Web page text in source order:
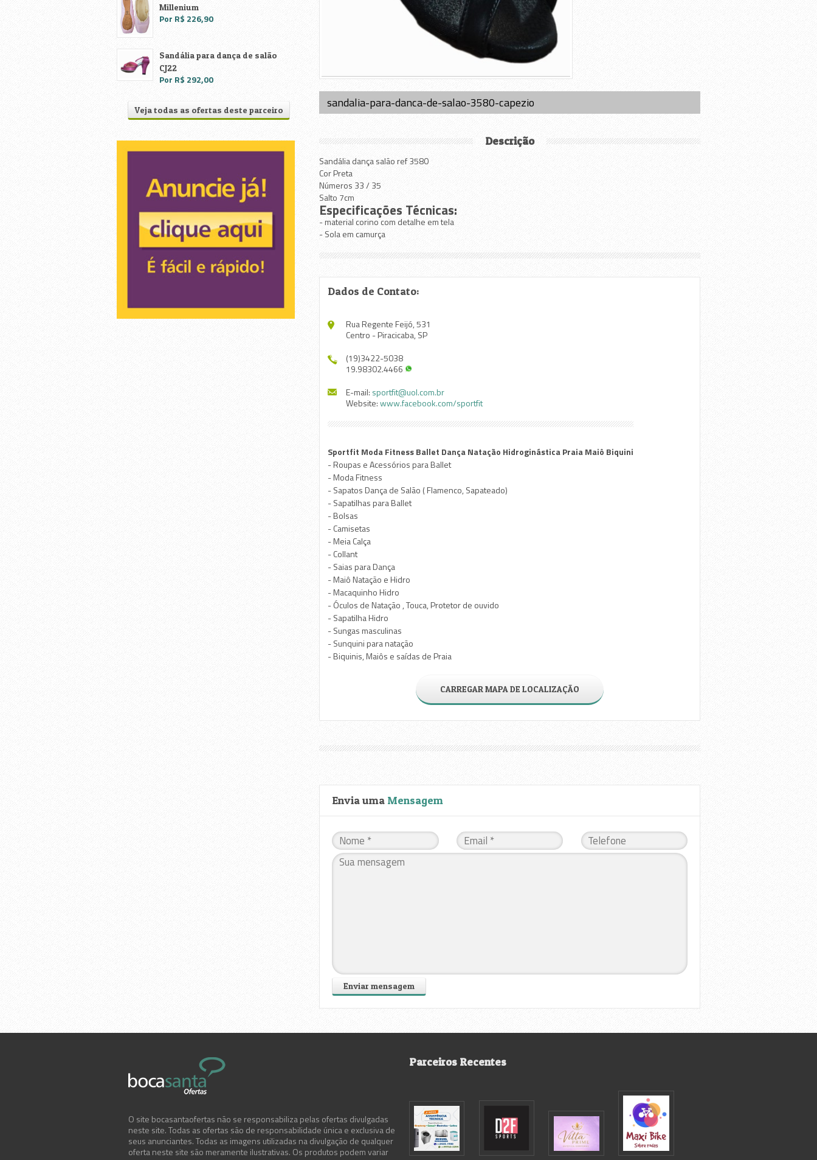
sandalia-para-danca-de-salao-3580-capezio
Descrição
Sandália dança salão ref 3580
Cor Preta
Números 33 / 35
Salto 7cm
Especificações Técnicas:
- material corino com detalhe em tela
- Sola em camurça
Dados de Contato:
Rua Regente Feijó, 531
Centro - Piracicaba, SP
(19)3422-5038
19.98302.4466
E-mail: sportfit@uol.com.br
Website:www.facebook.com/sportfit
Sportfit Moda Fitness Ballet Dança Natação Hidroginástica Praia Maiô Biquini
- Roupas e Acessórios para Ballet
- Moda Fitness
- Sapatos Dança de Salão ( Flamenco, Sapateado)
- Sapatilhas para Ballet
- Bolsas
- Camisetas
- Meia Calça
- Collant
- Saias para Dança
- Maiô Natação e Hidro
- Macaquinho Hidro
- Óculos de Natação , Touca, Protetor de ouvido
- Sapatilha Hidro
- Sungas masculinas
- Sunquini para natação
- Biquinis, Maiôs e saídas de Praia
CARREGAR MAPA DE LOCALIZAÇÃO
Envia uma Mensagem
Millenium
Por R$ 226,90
Sandália para dança de salão
CJ22
Por R$ 292,00
Veja todas as ofertas deste parceiro
O site bocasantaofertas não se responsabiliza pelas ofertas divulgadas
neste site. Todas as ofertas são de responsabilidade única e exclusiva de
seus anunciantes. Todas as imagens utilizadas na divulgação de qualquer
oferta neste site são meramente ilustrativas. Os produtos podem variar
Parceiros Recentes